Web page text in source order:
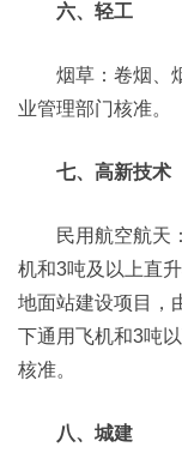
六、轻工
烟草：卷烟、烟
业管理部门核准。
七、高新技术
民用航空航天：
机和3吨及以上直
地面站建设项目，
下通用飞机和3吨
核准。
八、城建